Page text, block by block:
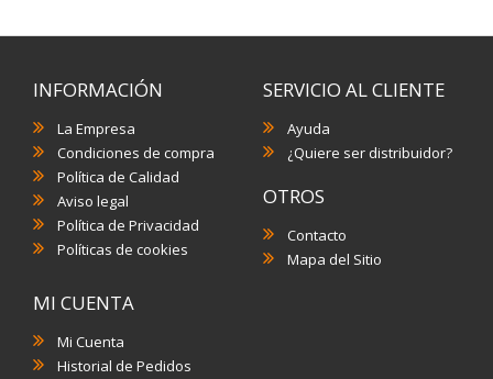
INFORMACIÓN
La Empresa
Condiciones de compra
Política de Calidad
Aviso legal
Política de Privacidad
Políticas de cookies
SERVICIO AL CLIENTE
Ayuda
¿Quiere ser distribuidor?
OTROS
Contacto
Mapa del Sitio
MI CUENTA
Mi Cuenta
Historial de Pedidos